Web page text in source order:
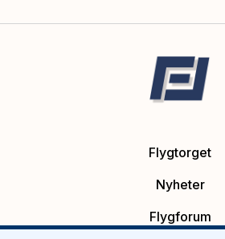
Flygtorget
Nyheter
Flygforum